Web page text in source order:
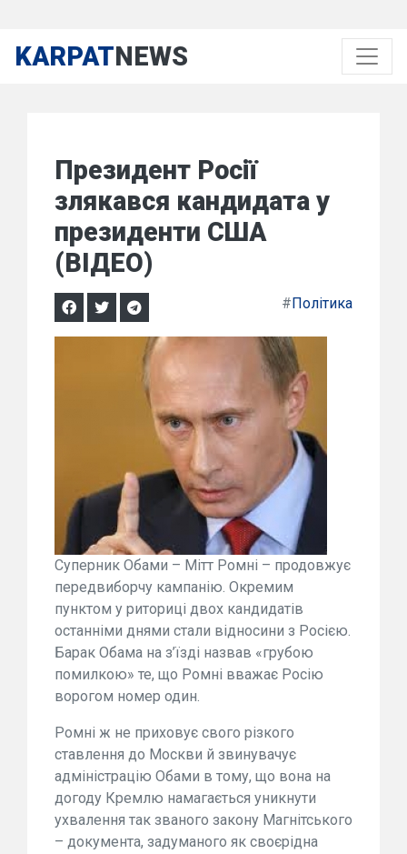
KARPATNEWS
Президент Росії
злякався кандидата у
президенти США
(ВІДЕО)
#Політика
Суперник Обами – Мітт Ромні – продовжує
передвиборчу кампанію. Окремим
пунктом у риториці двох кандидатів
останніми днями стали відносини з Росією.
Барак Обама на з’їзді назвав «грубою
помилкою» те, що Ромні вважає Росію
ворогом номер один.
Ромні ж не приховує свого різкого
ставлення до Москви й звинувачує
адміністрацію Обами в тому, що вона на
догоду Кремлю намагається уникнути
ухвалення так званого закону Магнітського
– документа, задуманого як своєрідна